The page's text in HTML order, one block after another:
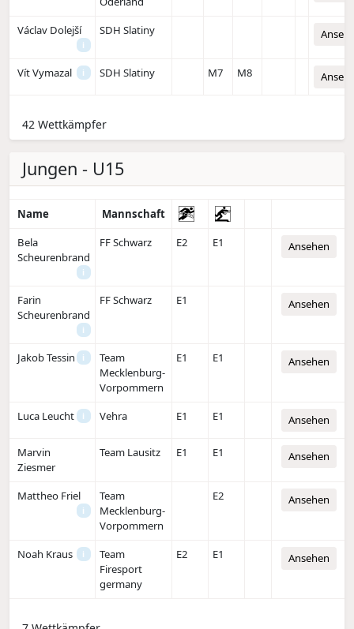
Václav Dolejší
i
SDH Slatiny
Vít Vymazal i SDH Slatiny M7 M8
42 Wettkämpfer
Jungen - U15
Name
Mannschaft
Bela
Scheurenbrand
i
FF Schwarz E2 E1 Ansehen
Farin
Scheurenbrand
i
FF Schwarz E1 Ansehen
Jakob Tessin i
Team
Mecklenburg-
Vorpommern
E1 E1 Ansehen
Luca Leucht i Vehra E1 E1 Ansehen
Marvin
Ziesmer
Team Lausitz E1 E1 Ansehen
Mattheo Friel
i
Team
Mecklenburg-
Vorpommern
E2 Ansehen
Noah Kraus i
Team
Firesport
germany
E2 E1 Ansehen